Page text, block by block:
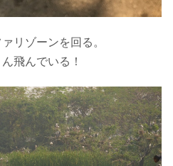
リゾーンを回る。
飛んでいる！